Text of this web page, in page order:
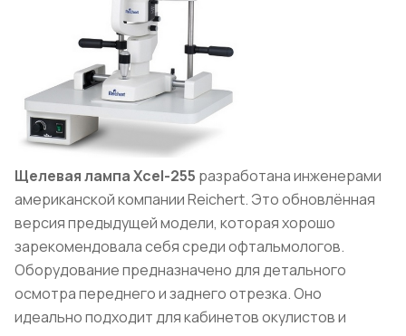
Щелевая лампа Xcel-255 разработана инженерами
американской компании Reichert. Это обновлённая
версия предыдущей модели, которая хорошо
зарекомендовала себя среди офтальмологов.
Оборудование предназначено для детального
осмотра переднего и заднего отрезка. Оно
идеально подходит для кабинетов окулистов и